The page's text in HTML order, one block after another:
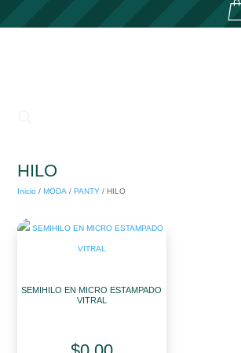
HILO
Inicio /MODA /PANTY /HILO
SEMIHILO EN MICRO ESTAMPADO
VITRAL